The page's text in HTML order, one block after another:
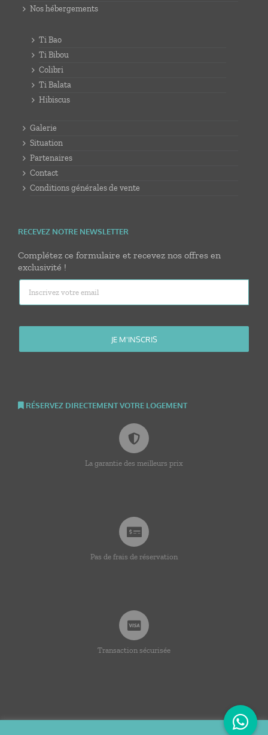
Nos hébergements
Ti Bao
Ti Bibou
Colibri
Ti Balata
Hibiscus
Galerie
Situation
Partenaires
Contact
Conditions générales de vente
RECEVEZ NOTRE NEWSLETTER
Complétez ce formulaire et recevez nos offres en
exclusivité !
RÉSERVEZ DIRECTEMENT VOTRE LOGEMENT
La garantie des meilleurs prix
Pas de frais de réservation
Transaction sécurisée